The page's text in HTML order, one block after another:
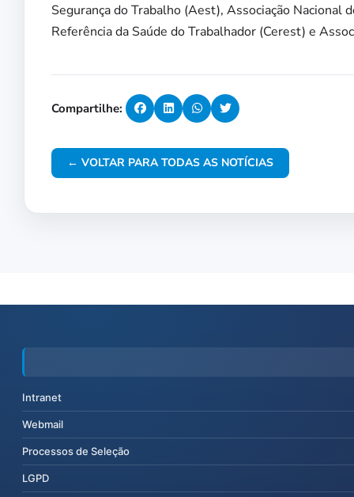
Segurança do Trabalho (Aest), Associação Nacional
Referência da Saúde do Trabalhador (Cerest) e
Compartilhe:
← VOLTAR PARA TODAS AS NOTÍCIAS
Intranet
Webmail
Processos de Seleção
LGPD